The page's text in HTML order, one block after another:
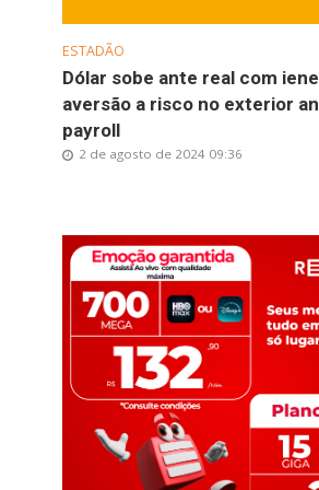
ESTADÃO
Dólar sobe ante real com
aversão a risco no exterior
payroll
2 de agosto de 2024 09:36